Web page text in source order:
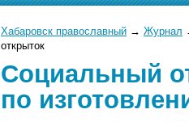
Хабаровск православный → Журнал
открыток
Социальный
по